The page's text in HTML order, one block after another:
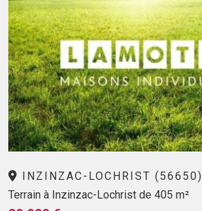
INZINZAC-LOCHRIST (56650)
Terrain à Inzinzac-Lochrist de 405 m²